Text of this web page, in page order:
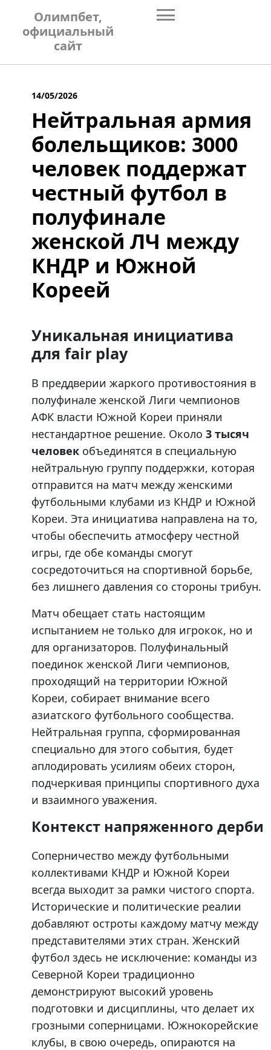
content
Олимпбет,
официальный
сайт
14/05/2026
Нейтральная армия
болельщиков: 3000
человек поддержат
честный футбол в
полуфинале
женской ЛЧ между
КНДР и Южной
Кореей
Уникальная инициатива
для fair play
В преддверии жаркого противостояния в
полуфинале женской Лиги чемпионов
АФК власти Южной Кореи приняли
нестандартное решение. Около 3 тысяч
человек объединятся в специальную
нейтральную группу поддержки, которая
отправится на матч между женскими
футбольными клубами из КНДР и Южной
Кореи. Эта инициатива направлена на то,
чтобы обеспечить атмосферу честной
игры, где обе команды смогут
сосредоточиться на спортивной борьбе,
без лишнего давления со стороны трибун.
Матч обещает стать настоящим
испытанием не только для игрокок, но и
для организаторов. Полуфинальный
поединок женской Лиги чемпионов,
проходящий на территории Южной
Кореи, собирает внимание всего
азиатского футбольного сообщества.
Нейтральная группа, сформированная
специально для этого события, будет
аплодировать усилиям обеих сторон,
подчеркивая принципы спортивного духа
и взаимного уважения.
Контекст напряженного дерби
Соперничество между футбольными
коллективами КНДР и Южной Кореи
всегда выходит за рамки чистого спорта.
Исторические и политические реалии
добавляют остроты каждому матчу между
представителями этих стран. Женский
футбол здесь не исключение: команды из
Северной Кореи традиционно
демонстрируют высокий уровень
подготовки и дисциплины, что делает их
грозными соперницами. Южнокорейские
клубы, в свою очередь, опираются на